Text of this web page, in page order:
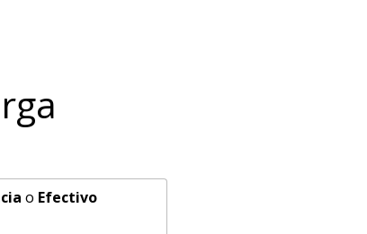
o Efectivo